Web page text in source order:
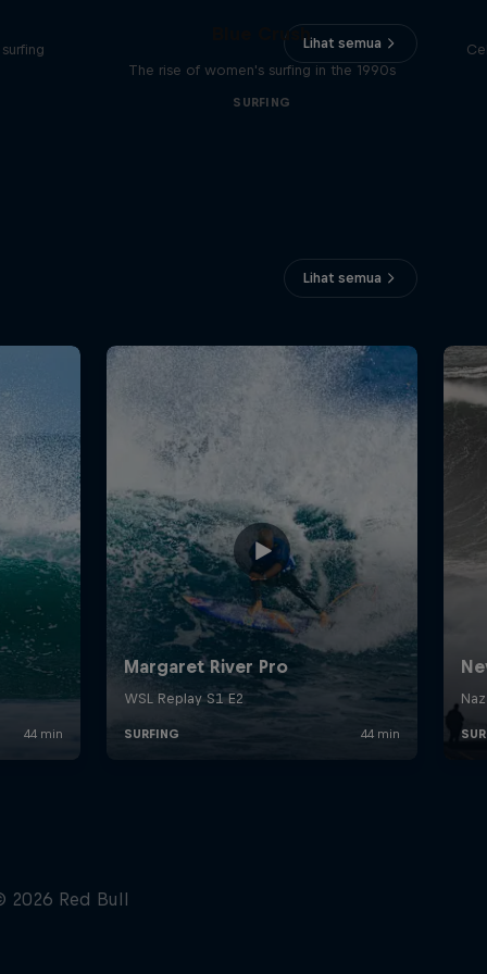
Lihat semua
Blue Crush
The rise of women's surfing in the 1990s
SURFING
Lihat semua